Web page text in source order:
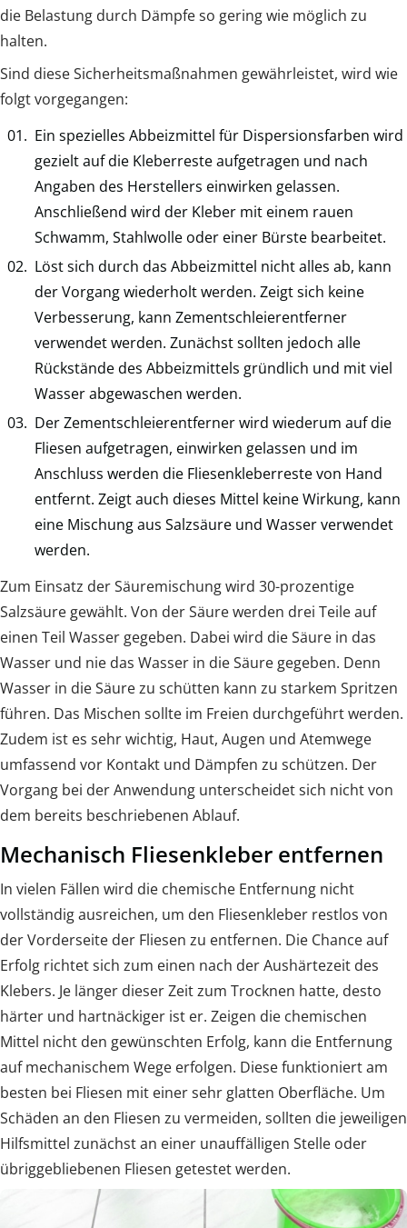
die Belastung durch Dämpfe so gering wie möglich zu
halten.
Sind diese Sicherheitsmaßnahmen gewährleistet, wird wie
folgt vorgegangen:
Ein spezielles Abbeizmittel für Dispersionsfarben wird
gezielt auf die Kleberreste aufgetragen und nach
Angaben des Herstellers einwirken gelassen.
Anschließend wird der Kleber mit einem rauen
Schwamm, Stahlwolle oder einer Bürste bearbeitet.
Löst sich durch das Abbeizmittel nicht alles ab, kann
der Vorgang wiederholt werden. Zeigt sich keine
Verbesserung, kann Zementschleierentferner
verwendet werden. Zunächst sollten jedoch alle
Rückstände des Abbeizmittels gründlich und mit viel
Wasser abgewaschen werden.
Der Zementschleierentferner wird wiederum auf die
Fliesen aufgetragen, einwirken gelassen und im
Anschluss werden die Fliesenkleberreste von Hand
entfernt. Zeigt auch dieses Mittel keine Wirkung, kann
eine Mischung aus Salzsäure und Wasser verwendet
werden.
Zum Einsatz der Säuremischung wird 30-prozentige
Salzsäure gewählt. Von der Säure werden drei Teile auf
einen Teil Wasser gegeben. Dabei wird die Säure in das
Wasser und nie das Wasser in die Säure gegeben. Denn
Wasser in die Säure zu schütten kann zu starkem Spritzen
führen. Das Mischen sollte im Freien durchgeführt werden.
Zudem ist es sehr wichtig, Haut, Augen und Atemwege
umfassend vor Kontakt und Dämpfen zu schützen. Der
Vorgang bei der Anwendung unterscheidet sich nicht von
dem bereits beschriebenen Ablauf.
Mechanisch Fliesenkleber entfernen
In vielen Fällen wird die chemische Entfernung nicht
vollständig ausreichen, um den Fliesenkleber restlos von
der Vorderseite der Fliesen zu entfernen. Die Chance auf
Erfolg richtet sich zum einen nach der Aushärtezeit des
Klebers. Je länger dieser Zeit zum Trocknen hatte, desto
härter und hartnäckiger ist er. Zeigen die chemischen
Mittel nicht den gewünschten Erfolg, kann die Entfernung
auf mechanischem Wege erfolgen. Diese funktioniert am
besten bei Fliesen mit einer sehr glatten Oberfläche. Um
Schäden an den Fliesen zu vermeiden, sollten die jeweiligen
Hilfsmittel zunächst an einer unauffälligen Stelle oder
übriggebliebenen Fliesen getestet werden.